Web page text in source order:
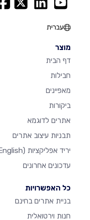
עברית
מוצר
דף הבית
חבילות
מאפיינים
ביקורות
אתרים לדוגמא
תבניות עיצוב אתרים
יריד אפליקציות (English)
עדכונים אחרונים
כל האפשרויות
בניית אתרים בחינם
חנות וירטואלית